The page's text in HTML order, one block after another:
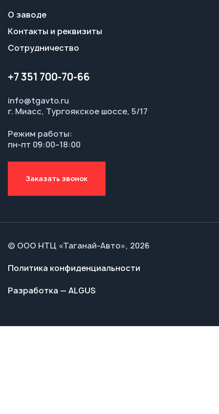
info@tgavto.ru
г. Миасс, Тургоякское шоссе, 5/17
пн-пт 09:00–18:00
Заказать звонок
Политика конфиденциальности